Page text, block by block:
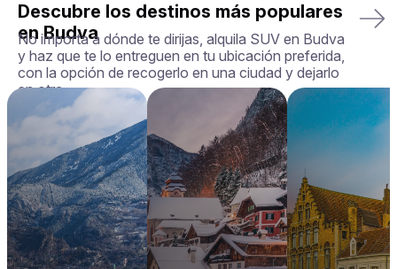
Descubre los destinos más populares
en Budva
No importa a dónde te dirijas, alquila SUV en Budva
y haz que te lo entreguen en tu ubicación preferida,
con la opción de recogerlo en una ciudad y dejarlo
en otra.